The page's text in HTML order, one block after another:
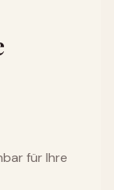
für Ihre